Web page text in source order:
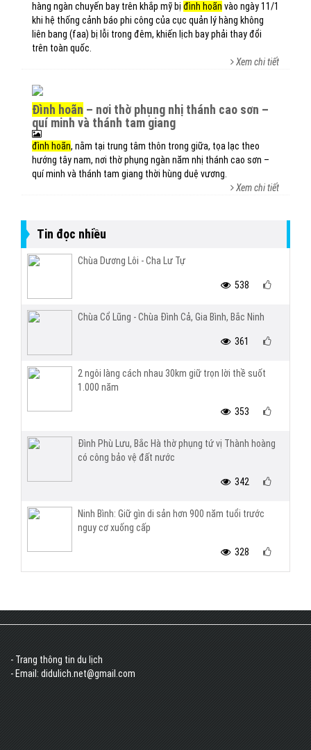
hàng ngàn chuyến bay trên khắp mỹ bị đình hoãn vào ngày 11/1
khi hệ thống cảnh báo phi công của cục quản lý hàng không
liên bang (faa) bị lỗi trong đêm, khiến lịch bay phải thay đổi
trên toàn quốc.
Xem chi tiết
đình hoãn – nơi thờ phụng nhị thánh cao sơn –
quí minh và thánh tam giang
đình hoãn, nằm tại trung tâm thôn trong giữa, tọa lạc theo
hướng tây nam, nơi thờ phụng ngàn năm nhị thánh cao sơn –
quí minh và thánh tam giang thời hùng duệ vương.
Xem chi tiết
Tin đọc nhiều
Chùa Dương Lôi - Cha Lư Tự
538
Chùa Cổ Lũng - Chùa Đình Cả, Gia Bình, Bắc Ninh
361
2 ngôi làng cách nhau 30km giữ trọn lời thề suốt
1.000 năm
353
Đình Phù Lưu, Bắc Hà thờ phụng tứ vị Thành hoàng
có công bảo vệ đất nước
342
Ninh Bình: Giữ gìn di sản hơn 900 năm tuổi trước
nguy cơ xuống cấp
328
- Trang thông tin du lịch
- Email: didulich.net@gmail.com